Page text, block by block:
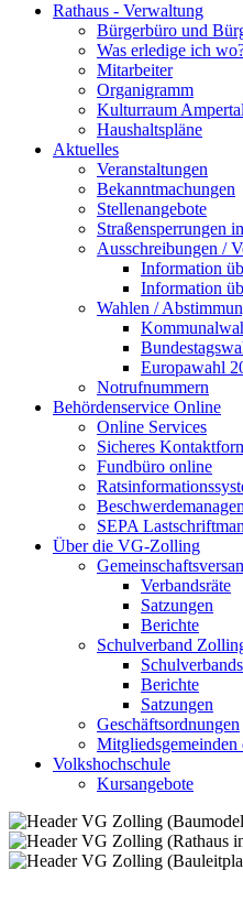
Rathaus - Verwaltung
Bürgerbüro und
Was erledige ich
Mitarbeiter
Organigramm
Kulturraum
Haushaltspläne
Aktuelles
Veranstaltungen
Bekanntmachungen
Stellenangebote
Straßensperrungen
Ausschreibungen /
Information
Information
Wahlen /
Europawahl
Notrufnummern
Behördenservice Online
Online Services
Sicheres
Fundbüro online
SEPA
Über die VG-Zolling
Verbandsräte
Satzungen
Berichte
Schulverband
Berichte
Satzungen
Geschäftsordnungen
Mitgliedsgemeinden
Volkshochschule
Kursangebote